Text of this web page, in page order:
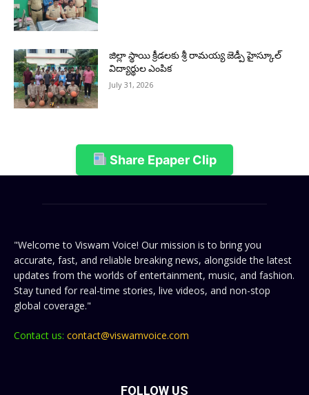
జిల్లా స్థాయి క్రీడలకు శ్రీ రామయ్య జెడ్పీ హైస్కూల్
విద్యార్థుల ఎంపిక
July 31, 2026
Share Epaper Clip
"Welcome to Viswam Voice! Our mission is to bring you
accurate, fast, and reliable breaking news, alongside the latest
updates from the worlds of entertainment, music, and fashion.
Stay tuned for real-time stories, live videos, and non-stop
global coverage."
Contact us: contact@viswamvoice.com
FOLLOW US